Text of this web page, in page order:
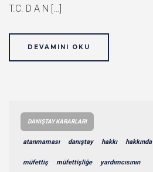
T.C. D A N […]
DEVAMINI OKU
DANIŞTAY KARARLARI
atanmaması danıştay hakkı hakkında
müfettiş müfettişliğe yardımcısının